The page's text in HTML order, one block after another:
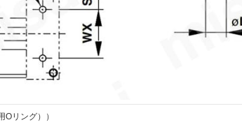
リング））